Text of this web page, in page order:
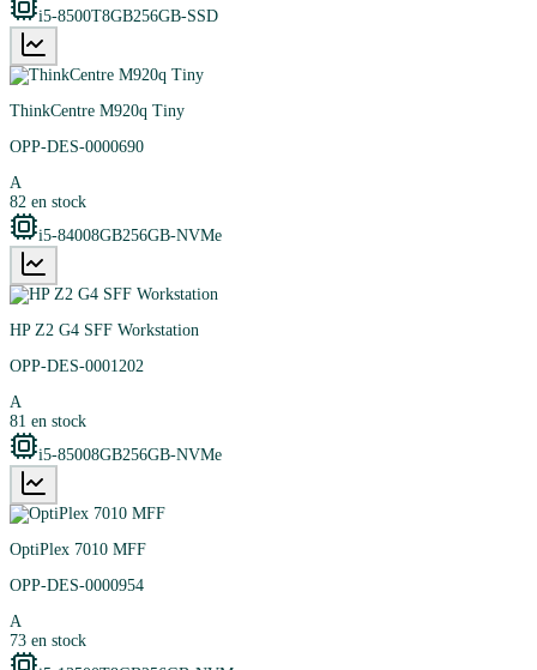
i5-8500T8GB256GB-SSD
ThinkCentre M920q Tiny
OPP-DES-0000690
A
82 en stock
i5-84008GB256GB-NVMe
HP Z2 G4 SFF Workstation
OPP-DES-0001202
A
81 en stock
i5-85008GB256GB-NVMe
OptiPlex 7010 MFF
OPP-DES-0000954
A
73 en stock